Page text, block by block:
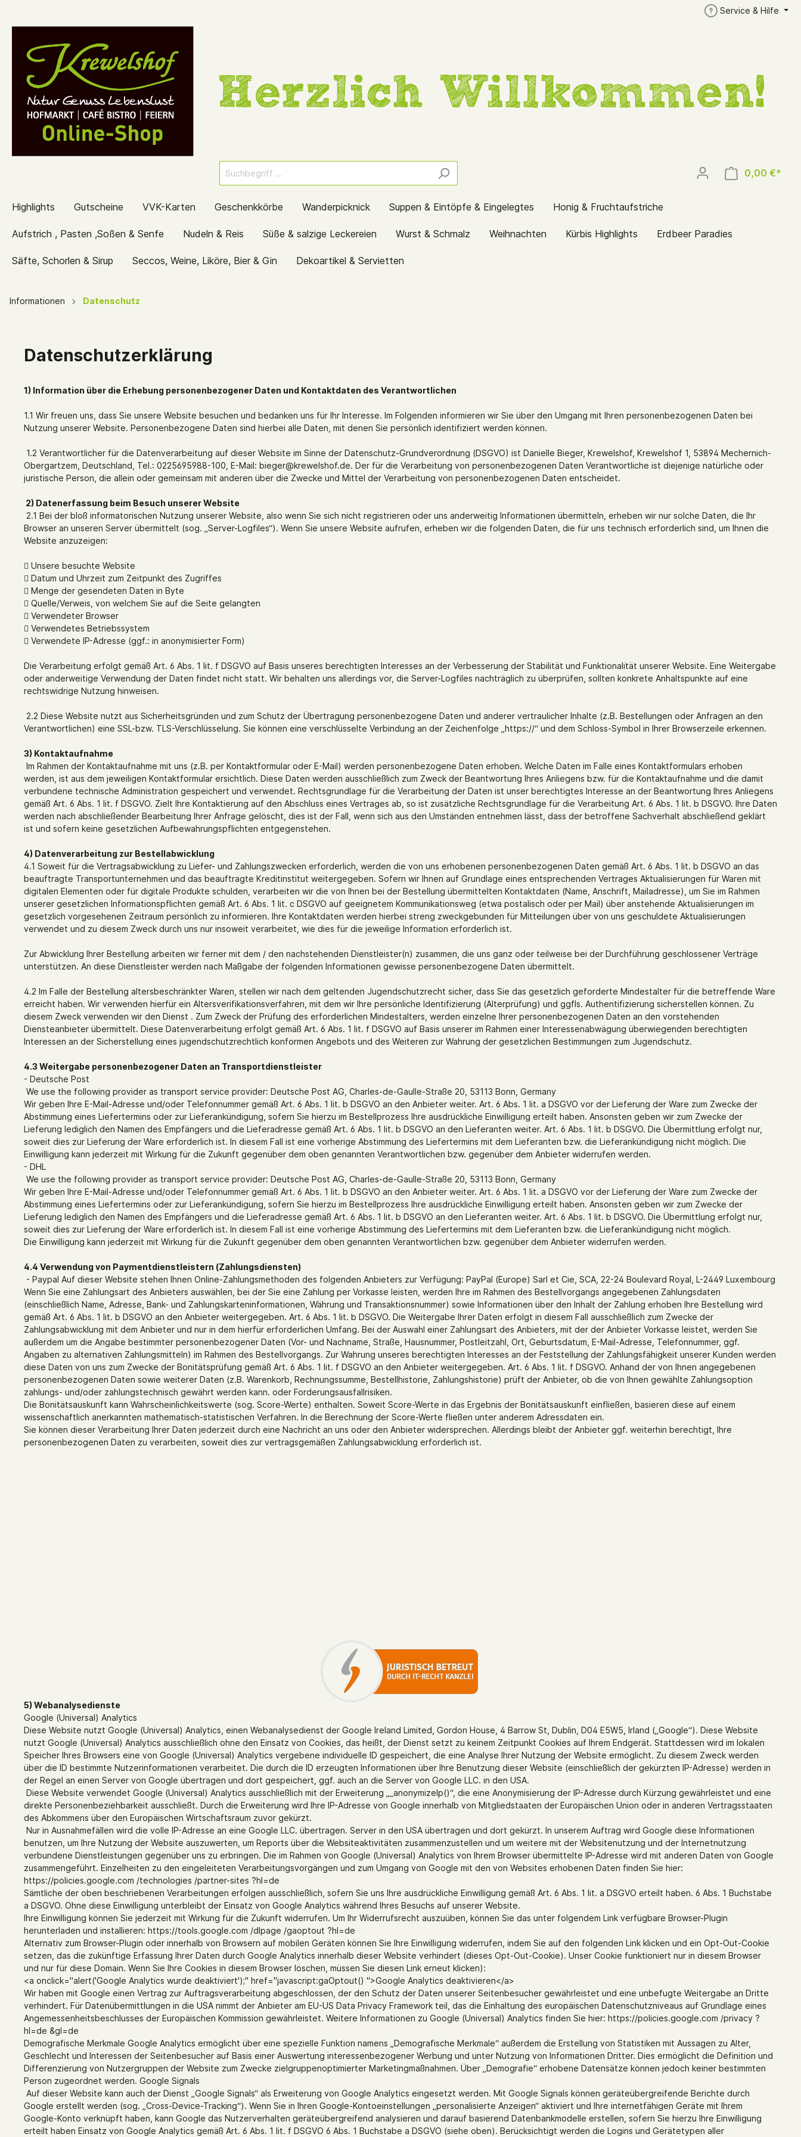
Service & Hilfe
0,00 €*
Highlights Gutscheine VVK-Karten Geschenkkörbe Wanderpicknick Suppen & Eintöpfe & Eingelegtes Honig & Fruchtaufstriche
Aufstrich , Pasten ,Soßen & Senfe Nudeln & Reis Süße & salzige Leckereien Wurst & Schmalz Weihnachten Kürbis Highlights Erdbeer Paradies
Säfte, Schorlen & Sirup Seccos, Weine, Liköre, Bier & Gin Dekoartikel & Servietten
Zur Kategorie Gutscheine
Eifel
Informationen Datenschutz
Datenschutzerklärung
1) Information über die Erhebung personenbezogener Daten und Kontaktdaten des Verantwortlichen
1.1 Wir freuen uns, dass Sie unsere Website besuchen und bedanken uns für Ihr Interesse. Im Folgenden informieren wir Sie über den Umgang mit Ihren personenbezogenen Daten bei
Nutzung unserer Website. Personenbezogene Daten sind hierbei alle Daten, mit denen Sie persönlich identifiziert werden können.
1.2 Verantwortlicher für die Datenverarbeitung auf dieser Website im Sinne der Datenschutz-Grundverordnung (DSGVO) ist Danielle Bieger, Krewelshof, Krewelshof 1, 53894 Mechernich-
Obergartzem, Deutschland, Tel.: 0225695988-100, E-Mail: bieger@krewelshof.de. Der für die Verarbeitung von personenbezogenen Daten Verantwortliche ist diejenige natürliche oder
juristische Person, die allein oder gemeinsam mit anderen über die Zwecke und Mittel der Verarbeitung von personenbezogenen Daten entscheidet.
2) Datenerfassung beim Besuch unserer Website
2.1 Bei der bloß informatorischen Nutzung unserer Website, also wenn Sie sich nicht registrieren oder uns anderweitig Informationen übermitteln, erheben wir nur solche Daten, die Ihr
Browser an unseren Server übermittelt (sog. „Server-Logfiles“). Wenn Sie unsere Website aufrufen, erheben wir die folgenden Daten, die für uns technisch erforderlich sind, um Ihnen die
Website anzuzeigen:
 Unsere besuchte Website
 Datum und Uhrzeit zum Zeitpunkt des Zugriffes
 Menge der gesendeten Daten in Byte
 Quelle/Verweis, von welchem Sie auf die Seite gelangten
 Verwendeter Browser
 Verwendetes Betriebssystem
 Verwendete IP-Adresse (ggf.: in anonymisierter Form)
Die Verarbeitung erfolgt gemäß Art. 6 Abs. 1 lit. f DSGVO auf Basis unseres berechtigten Interesses an der Verbesserung der Stabilität und Funktionalität unserer Website. Eine Weitergabe
oder anderweitige Verwendung der Daten findet nicht statt. Wir behalten uns allerdings vor, die Server-Logfiles nachträglich zu überprüfen, sollten konkrete Anhaltspunkte auf eine
rechtswidrige Nutzung hinweisen.
2.2 Diese Website nutzt aus Sicherheitsgründen und zum Schutz der Übertragung personenbezogene Daten und anderer vertraulicher Inhalte (z.B. Bestellungen oder Anfragen an den
Verantwortlichen) eine SSL-bzw. TLS-Verschlüsselung. Sie können eine verschlüsselte Verbindung an der Zeichenfolge „https://“ und dem Schloss-Symbol in Ihrer Browserzeile erkennen.
3) Kontaktaufnahme
Im Rahmen der Kontaktaufnahme mit uns (z.B. per Kontaktformular oder E-Mail) werden personenbezogene Daten erhoben. Welche Daten im Falle eines Kontaktformulars erhoben
werden, ist aus dem jeweiligen Kontaktformular ersichtlich. Diese Daten werden ausschließlich zum Zweck der Beantwortung Ihres Anliegens bzw. für die Kontaktaufnahme und die damit
verbundene technische Administration gespeichert und verwendet. Rechtsgrundlage für die Verarbeitung der Daten ist unser berechtigtes Interesse an der Beantwortung Ihres Anliegens
gemäß Art. 6 Abs. 1 lit. f DSGVO. Zielt Ihre Kontaktierung auf den Abschluss eines Vertrages ab, so ist zusätzliche Rechtsgrundlage für die Verarbeitung Art. 6 Abs. 1 lit. b DSGVO. Ihre Daten
werden nach abschließender Bearbeitung Ihrer Anfrage gelöscht, dies ist der Fall, wenn sich aus den Umständen entnehmen lässt, dass der betroffene Sachverhalt abschließend geklärt
ist und sofern keine gesetzlichen Aufbewahrungspflichten entgegenstehen.
4) Datenverarbeitung zur Bestellabwicklung
4.1 Soweit für die Vertragsabwicklung zu Liefer- und Zahlungszwecken erforderlich, werden die von uns erhobenen personenbezogenen Daten gemäß Art. 6 Abs. 1 lit. b DSGVO an das
beauftragte Transportunternehmen und das beauftragte Kreditinstitut weitergegeben. Sofern wir Ihnen auf Grundlage eines entsprechenden Vertrages Aktualisierungen für Waren mit
digitalen Elementen oder für digitale Produkte schulden, verarbeiten wir die von Ihnen bei der Bestellung übermittelten Kontaktdaten (Name, Anschrift, Mailadresse), um Sie im Rahmen
unserer gesetzlichen Informationspflichten gemäß Art. 6 Abs. 1 lit. c DSGVO auf geeignetem Kommunikationsweg (etwa postalisch oder per Mail) über anstehende Aktualisierungen im
gesetzlich vorgesehenen Zeitraum persönlich zu informieren. Ihre Kontaktdaten werden hierbei streng zweckgebunden für Mitteilungen über von uns geschuldete Aktualisierungen
verwendet und zu diesem Zweck durch uns nur insoweit verarbeitet, wie dies für die jeweilige Information erforderlich ist.
Zur Abwicklung Ihrer Bestellung arbeiten wir ferner mit dem / den nachstehenden Dienstleister(n) zusammen, die uns ganz oder teilweise bei der Durchführung geschlossener Verträge
unterstützen. An diese Dienstleister werden nach Maßgabe der folgenden Informationen gewisse personenbezogene Daten übermittelt.
4.2 Im Falle der Bestellung altersbeschränkter Waren, stellen wir nach dem geltenden Jugendschutzrecht sicher, dass Sie das gesetzlich geforderte Mindestalter für die betreffende Ware
erreicht haben. Wir verwenden hierfür ein Altersverifikationsverfahren, mit dem wir Ihre persönliche Identifizierung (Alterprüfung) und ggfls. Authentifizierung sicherstellen können. Zu
diesem Zweck verwenden wir den Dienst . Zum Zweck der Prüfung des erforderlichen Mindestalters, werden einzelne Ihrer personenbezogenen Daten an den vorstehenden
Diensteanbieter übermittelt. Diese Datenverarbeitung erfolgt gemäß Art. 6 Abs. 1 lit. f DSGVO auf Basis unserer im Rahmen einer Interessenabwägung überwiegenden berechtigten
Interessen an der Sicherstellung eines jugendschutzrechtlich konformen Angebots und des Weiteren zur Wahrung der gesetzlichen Bestimmungen zum Jugendschutz.
4.3 Weitergabe personenbezogener Daten an Transportdienstleister
- Deutsche Post
We use the following provider as transport service provider: Deutsche Post AG, Charles-de-Gaulle-Straße 20, 53113 Bonn, Germany
Wir geben Ihre E-Mail-Adresse und/oder Telefonnummer gemäß Art. 6 Abs. 1 lit. b DSGVO an den Anbieter weiter. Art. 6 Abs. 1 lit. a DSGVO vor der Lieferung der Ware zum Zwecke der
Abstimmung eines Liefertermins oder zur Lieferankündigung, sofern Sie hierzu im Bestellprozess Ihre ausdrückliche Einwilligung erteilt haben. Ansonsten geben wir zum Zwecke der
Lieferung lediglich den Namen des Empfängers und die Lieferadresse gemäß Art. 6 Abs. 1 lit. b DSGVO an den Lieferanten weiter. Art. 6 Abs. 1 lit. b DSGVO. Die Übermittlung erfolgt nur,
soweit dies zur Lieferung der Ware erforderlich ist. In diesem Fall ist eine vorherige Abstimmung des Liefertermins mit dem Lieferanten bzw. die Lieferankündigung nicht möglich. Die
Einwilligung kann jederzeit mit Wirkung für die Zukunft gegenüber dem oben genannten Verantwortlichen bzw. gegenüber dem Anbieter widerrufen werden.
- DHL
We use the following provider as transport service provider: Deutsche Post AG, Charles-de-Gaulle-Straße 20, 53113 Bonn, Germany
Wir geben Ihre E-Mail-Adresse und/oder Telefonnummer gemäß Art. 6 Abs. 1 lit. b DSGVO an den Anbieter weiter. Art. 6 Abs. 1 lit. a DSGVO vor der Lieferung der Ware zum Zwecke der
Abstimmung eines Liefertermins oder zur Lieferankündigung, sofern Sie hierzu im Bestellprozess Ihre ausdrückliche Einwilligung erteilt haben. Ansonsten geben wir zum Zwecke der
Lieferung lediglich den Namen des Empfängers und die Lieferadresse gemäß Art. 6 Abs. 1 lit. b DSGVO an den Lieferanten weiter. Art. 6 Abs. 1 lit. b DSGVO. Die Übermittlung erfolgt nur,
soweit dies zur Lieferung der Ware erforderlich ist. In diesem Fall ist eine vorherige Abstimmung des Liefertermins mit dem Lieferanten bzw. die Lieferankündigung nicht möglich.
Die Einwilligung kann jederzeit mit Wirkung für die Zukunft gegenüber dem oben genannten Verantwortlichen bzw. gegenüber dem Anbieter widerrufen werden.
4.4 Verwendung von Paymentdienstleistern (Zahlungsdiensten)
- Paypal Auf dieser Website stehen Ihnen Online-Zahlungsmethoden des folgenden Anbieters zur Verfügung: PayPal (Europe) Sarl et Cie, SCA, 22-24 Boulevard Royal, L-2449 Luxembourg
Wenn Sie eine Zahlungsart des Anbieters auswählen, bei der Sie eine Zahlung per Vorkasse leisten, werden Ihre im Rahmen des Bestellvorgangs angegebenen Zahlungsdaten
(einschließlich Name, Adresse, Bank- und Zahlungskarteninformationen, Währung und Transaktionsnummer) sowie Informationen über den Inhalt der Zahlung erhoben Ihre Bestellung wird
gemäß Art. 6 Abs. 1 lit. b DSGVO an den Anbieter weitergegeben. Art. 6 Abs. 1 lit. b DSGVO. Die Weitergabe Ihrer Daten erfolgt in diesem Fall ausschließlich zum Zwecke der
Zahlungsabwicklung mit dem Anbieter und nur in dem hierfür erforderlichen Umfang. Bei der Auswahl einer Zahlungsart des Anbieters, mit der der Anbieter Vorkasse leistet, werden Sie
außerdem um die Angabe bestimmter personenbezogener Daten (Vor- und Nachname, Straße, Hausnummer, Postleitzahl, Ort, Geburtsdatum, E-Mail-Adresse, Telefonnummer, ggf.
Angaben zu alternativen Zahlungsmitteln) im Rahmen des Bestellvorgangs. Zur Wahrung unseres berechtigten Interesses an der Feststellung der Zahlungsfähigkeit unserer Kunden werden
diese Daten von uns zum Zwecke der Bonitätsprüfung gemäß Art. 6 Abs. 1 lit. f DSGVO an den Anbieter weitergegeben. Art. 6 Abs. 1 lit. f DSGVO. Anhand der von Ihnen angegebenen
personenbezogenen Daten sowie weiterer Daten (z.B. Warenkorb, Rechnungssumme, Bestellhistorie, Zahlungshistorie) prüft der Anbieter, ob die von Ihnen gewählte Zahlungsoption
zahlungs- und/oder zahlungstechnisch gewährt werden kann. oder Forderungsausfallrisiken.
Die Bonitätsauskunft kann Wahrscheinlichkeitswerte (sog. Score-Werte) enthalten. Soweit Score-Werte in das Ergebnis der Bonitätsauskunft einfließen, basieren diese auf einem
wissenschaftlich anerkannten mathematisch-statistischen Verfahren. In die Berechnung der Score-Werte fließen unter anderem Adressdaten ein.
Sie können dieser Verarbeitung Ihrer Daten jederzeit durch eine Nachricht an uns oder den Anbieter widersprechen. Allerdings bleibt der Anbieter ggf. weiterhin berechtigt, Ihre
personenbezogenen Daten zu verarbeiten, soweit dies zur vertragsgemäßen Zahlungsabwicklung erforderlich ist.
5) Webanalysedienste
Google (Universal) Analytics
Diese Website nutzt Google (Universal) Analytics, einen Webanalysedienst der Google Ireland Limited, Gordon House, 4 Barrow St, Dublin, D04 E5W5, Irland („Google“). Diese Website
nutzt Google (Universal) Analytics ausschließlich ohne den Einsatz von Cookies, das heißt, der Dienst setzt zu keinem Zeitpunkt Cookies auf Ihrem Endgerät. Stattdessen wird im lokalen
Speicher Ihres Browsers eine von Google (Universal) Analytics vergebene individuelle ID gespeichert, die eine Analyse Ihrer Nutzung der Website ermöglicht. Zu diesem Zweck werden
über die ID bestimmte Nutzerinformationen verarbeitet. Die durch die ID erzeugten Informationen über Ihre Benutzung dieser Website (einschließlich der gekürzten IP-Adresse) werden in
der Regel an einen Server von Google übertragen und dort gespeichert, ggf. auch an die Server von Google LLC. in den USA.
Diese Website verwendet Google (Universal) Analytics ausschließlich mit der Erweiterung „_anonymizeIp()“, die eine Anonymisierung der IP-Adresse durch Kürzung gewährleistet und eine
direkte Personenbeziehbarkeit ausschließt. Durch die Erweiterung wird Ihre IP-Adresse von Google innerhalb von Mitgliedstaaten der Europäischen Union oder in anderen Vertragsstaaten
des Abkommens über den Europäischen Wirtschaftsraum zuvor gekürzt.
Nur in Ausnahmefällen wird die volle IP-Adresse an eine Google LLC. übertragen. Server in den USA übertragen und dort gekürzt. In unserem Auftrag wird Google diese Informationen
benutzen, um Ihre Nutzung der Website auszuwerten, um Reports über die Websiteaktivitäten zusammenzustellen und um weitere mit der Websitenutzung und der Internetnutzung
verbundene Dienstleistungen gegenüber uns zu erbringen. Die im Rahmen von Google (Universal) Analytics von Ihrem Browser übermittelte IP-Adresse wird mit anderen Daten von Google
zusammengeführt. Einzelheiten zu den eingeleiteten Verarbeitungsvorgängen und zum Umgang von Google mit den von Websites erhobenen Daten finden Sie hier:
https://policies.google.com /technologies /partner-sites ?hl=de
Sämtliche der oben beschriebenen Verarbeitungen erfolgen ausschließlich, sofern Sie uns Ihre ausdrückliche Einwilligung gemäß Art. 6 Abs. 1 lit. a DSGVO erteilt haben. 6 Abs. 1 Buchstabe
a DSGVO. Ohne diese Einwilligung unterbleibt der Einsatz von Google Analytics während Ihres Besuchs auf unserer Website.
Ihre Einwilligung können Sie jederzeit mit Wirkung für die Zukunft widerrufen. Um Ihr Widerrufsrecht auszuüben, können Sie das unter folgendem Link verfügbare Browser-Plugin
herunterladen und installieren: https://tools.google.com /dlpage /gaoptout ?hl=de
Alternativ zum Browser-Plugin oder innerhalb von Browsern auf mobilen Geräten können Sie Ihre Einwilligung widerrufen, indem Sie auf den folgenden Link klicken und ein Opt-Out-Cookie
setzen, das die zukünftige Erfassung Ihrer Daten durch Google Analytics innerhalb dieser Website verhindert (dieses Opt-Out-Cookie). Unser Cookie funktioniert nur in diesem Browser
und nur für diese Domain. Wenn Sie Ihre Cookies in diesem Browser löschen, müssen Sie diesen Link erneut klicken):
<a onclick="alert('Google Analytics wurde deaktiviert');" href="javascript:gaOptout() ">Google Analytics deaktivieren</a>
Wir haben mit Google einen Vertrag zur Auftragsverarbeitung abgeschlossen, der den Schutz der Daten unserer Seitenbesucher gewährleistet und eine unbefugte Weitergabe an Dritte
verhindert. Für Datenübermittlungen in die USA nimmt der Anbieter am EU-US Data Privacy Framework teil, das die Einhaltung des europäischen Datenschutzniveaus auf Grundlage eines
Angemessenheitsbeschlusses der Europäischen Kommission gewährleistet. Weitere Informationen zu Google (Universal) Analytics finden Sie hier: https://policies.google.com /privacy ?
hl=de &gl=de
Demografische Merkmale Google Analytics ermöglicht über eine spezielle Funktion namens „Demografische Merkmale“ außerdem die Erstellung von Statistiken mit Aussagen zu Alter,
Geschlecht und Interessen der Seitenbesucher auf Basis einer Auswertung interessenbezogener Werbung und unter Nutzung von Informationen Dritter. Dies ermöglicht die Definition und
Differenzierung von Nutzergruppen der Website zum Zwecke zielgruppenoptimierter Marketingmaßnahmen. Über „Demografie“ erhobene Datensätze können jedoch keiner bestimmten
Person zugeordnet werden. Google Signals
Auf dieser Website kann auch der Dienst „Google Signals“ als Erweiterung von Google Analytics eingesetzt werden. Mit Google Signals können geräteübergreifende Berichte durch
Google erstellt werden (sog. „Cross-Device-Tracking“). Wenn Sie in Ihren Google-Kontoeinstellungen „personalisierte Anzeigen“ aktiviert und Ihre internetfähigen Geräte mit Ihrem
Google-Konto verknüpft haben, kann Google das Nutzerverhalten geräteübergreifend analysieren und darauf basierend Datenbankmodelle erstellen, sofern Sie hierzu Ihre Einwilligung
erteilt haben Einsatz von Google Analytics gemäß Art. 6 Abs. 1 lit. f DSGVO 6 Abs. 1 Buchstabe a DSGVO (siehe oben). Berücksichtigt werden die Logins und Gerätetypen aller